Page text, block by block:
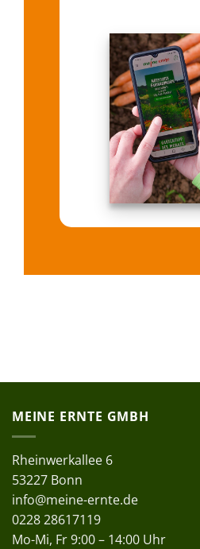
MEINE ERNTE GMBH
Rheinwerkallee 6
53227 Bonn
info@meine-ernte.de
0228 28617119
Mo-Mi, Fr 9:00 – 14:00 Uhr